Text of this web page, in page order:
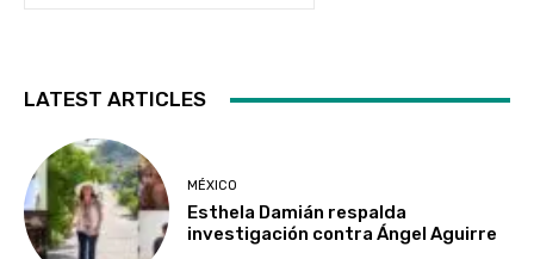
LATEST ARTICLES
MÉXICO
Esthela Damián respalda
investigación contra Ángel Aguirre